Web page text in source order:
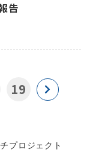
告
19